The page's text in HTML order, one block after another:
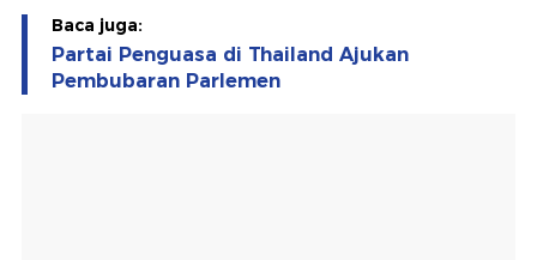
Baca juga:
Partai Penguasa di Thailand Ajukan
Pembubaran Parlemen